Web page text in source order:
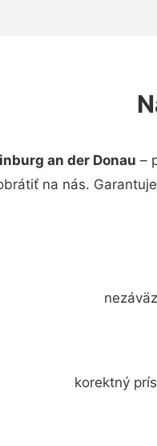
an der Donau –
na nás.
korektný